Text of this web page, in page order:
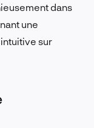
dans
une
sur